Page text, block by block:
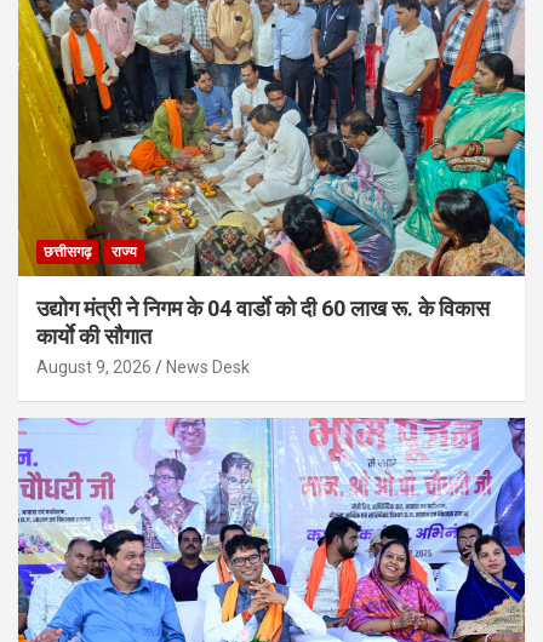
छत्तीसगढ़ राज्य
उद्योग मंत्री ने निगम के 04 वार्डाे को दी 60 लाख रू. के विकास
कार्याे की सौगात
August 9, 2026 News Desk